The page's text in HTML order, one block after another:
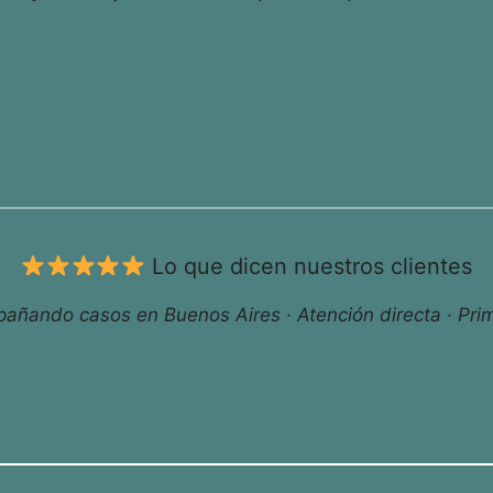
Lo que dicen nuestros clientes
casos en Buenos Aires · Atención directa ·